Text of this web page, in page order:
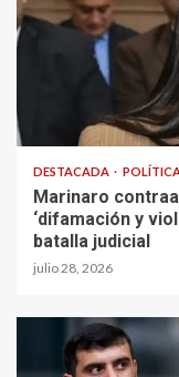
DESTACADA
Marinaro
‘difamación y
batalla judicial
julio 28, 2026